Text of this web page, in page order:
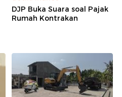
DJP Buka Suara soal Pajak
Rumah Kontrakan